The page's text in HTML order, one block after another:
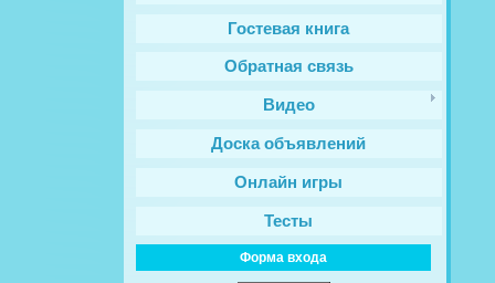
Гостевая книга
Обратная связь
Видео
Доска объявлений
Онлайн игры
Тесты
Форма входа